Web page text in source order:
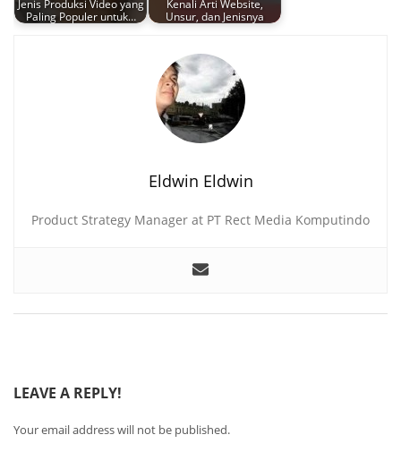
Jenis Produksi Video yang
Paling Populer untuk…
Kenali Arti Website,
Unsur, dan Jenisnya
Eldwin Eldwin
Product Strategy Manager at PT Rect Media Komputindo
LEAVE A REPLY!
Your email address will not be published.